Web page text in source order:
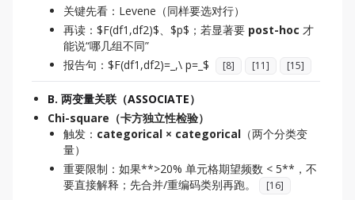
关键先看：Levene（同样要选对行）
再读：$F(df1,df2)$、$p$；若显著要 post-hoc 才
能说“哪几组不同”
报告句：$F(df1,df2)=_,\ p=_$
[8] [11] [15]
B. 两变量关联（ASSOCIATE）
Chi-square（卡方独立性检验）
触发： categorical × categorical （两个分类变
量）
重要限制：如果**>20% 单元格期望频数 < 5**，不
要直接解释；先合并/重编码类别再跑。
[16]